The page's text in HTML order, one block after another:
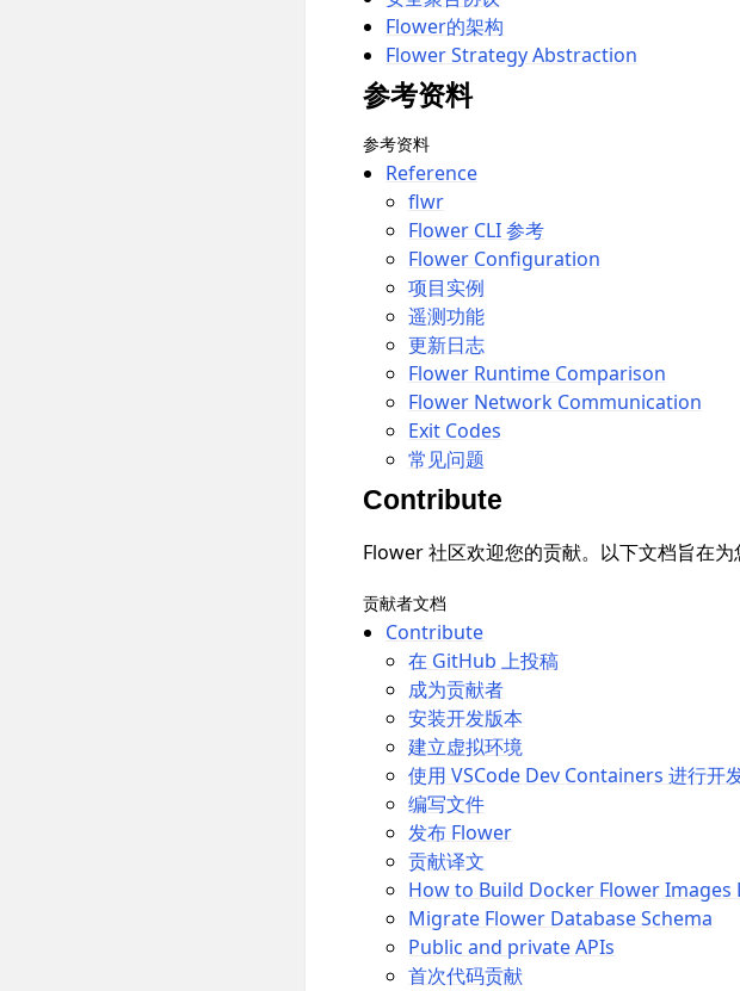
Flower的架构
Flower Strategy Abstraction
参考资料
参考资料
Reference
flwr
Flower CLI 参考
Flower Configuration
项目实例
遥测功能
更新日志
Flower Runtime Comparison
Flower Network Communication
Exit Codes
常见问题
Contribute
Flower 社区欢迎您的贡献。以下文档旨在为
贡献者文档
Contribute
在 GitHub 上投稿
成为贡献者
安装开发版本
建立虚拟环境
使用 VSCode Dev Containers 进行开
编写文件
发布 Flower
贡献译文
How to Build Docker Flower Images
Migrate Flower Database Schema
Public and private APIs
首次代码贡献